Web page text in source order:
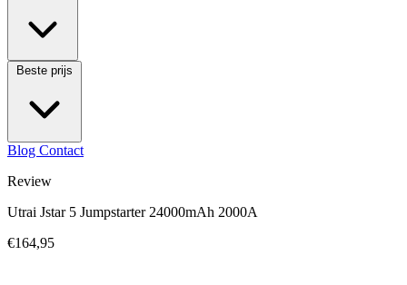
Beste prijs
Blog Contact
Review
Utrai Jstar 5 Jumpstarter 24000mAh 2000A
€164,95